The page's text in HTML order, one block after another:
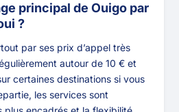
principal de Ouigo par
?
par ses prix d’appel très
autour de 10 € et
certaines destinations si vous
les services sont